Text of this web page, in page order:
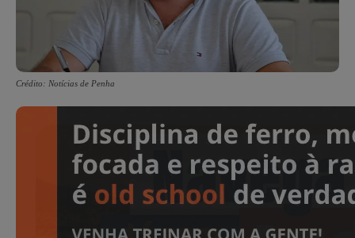
Crédito: Notícias de Penha